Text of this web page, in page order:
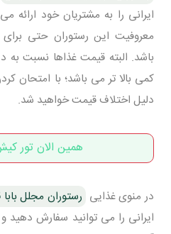
ایرانی را به مشتریان خود
معروفیت این رستوران حتی
باشد. البته قیمت غذاها نسبت به
کمی بالا تر می باشد؛ با امتحان
دلیل اختلاف قیمت خواهید شد.
همین الان تور
در منوی غذایی رستوران مجلل
ایرانی را می توانید سفارش دهید